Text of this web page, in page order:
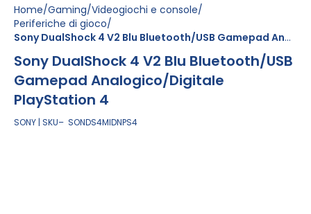
Home Gaming Videogiochi e console
Periferiche di gioco
Sony DualShock 4 V2 Blu Bluetooth/USB Gamepad Analogico/Digitale PlayStation 4
Sony DualShock 4 V2 Blu Bluetooth/USB
Gamepad Analogico/Digitale
PlayStation 4
SONY SKU SONDS4MIDNPS4